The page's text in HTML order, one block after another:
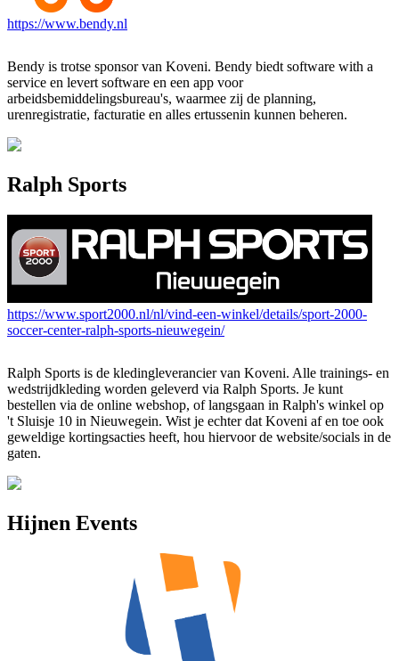
https://www.bendy.nl
Bendy is trotse sponsor van Koveni. Bendy biedt software with a
service en levert software en een app voor
arbeidsbemiddelingsbureau's, waarmee zij de planning,
urenregistratie, facturatie en alles ertussenin kunnen beheren.
Ralph Sports
https://www.sport2000.nl/nl/vind-een-winkel/details/sport-2000-
soccer-center-ralph-sports-nieuwegein/
Ralph Sports is de kledingleverancier van Koveni. Alle trainings- en
wedstrijdkleding worden geleverd via Ralph Sports. Je kunt
bestellen via de online webshop, of langsgaan in Ralph's winkel op
't Sluisje 10 in Nieuwegein. Wist je echter dat Koveni af en toe ook
geweldige kortingsacties heeft, hou hiervoor de website/socials in de
gaten.
Hijnen Events